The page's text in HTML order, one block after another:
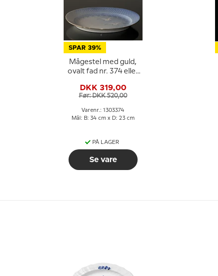
SPAR 39%
Mågestel med guld,
ovalt fad nr. 374 eller
34cm
DKK 319,00
Før: DKK 520,00
Varenr.: 1303374
Mål: B: 34 cm x D: 23 cm
PÅ LAGER
Se vare